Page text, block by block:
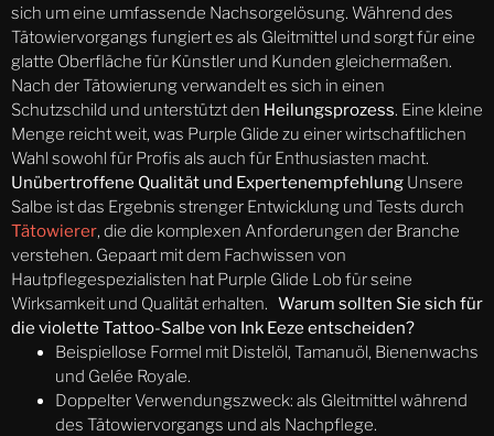
sich um eine umfassende Nachsorgelösung. Während des
Tätowiervorgangs fungiert es als Gleitmittel und sorgt für eine
glatte Oberfläche für Künstler und Kunden gleichermaßen.
Nach der Tätowierung verwandelt es sich in einen
Schutzschild und unterstützt den Heilungsprozess. Eine kleine
Menge reicht weit, was Purple Glide zu einer wirtschaftlichen
Wahl sowohl für Profis als auch für Enthusiasten macht.
Unübertroffene Qualität und Expertenempfehlung Unsere
Salbe ist das Ergebnis strenger Entwicklung und Tests durch
Tätowierer, die die komplexen Anforderungen der Branche
verstehen. Gepaart mit dem Fachwissen von
Hautpflegespezialisten hat Purple Glide Lob für seine
Wirksamkeit und Qualität erhalten. Warum sollten Sie sich für
die violette Tattoo-Salbe von Ink Eeze entscheiden?
Beispiellose Formel mit Distelöl, Tamanuöl, Bienenwachs
und Gelée Royale.
Doppelter Verwendungszweck: als Gleitmittel während
des Tätowiervorgangs und als Nachpflege.